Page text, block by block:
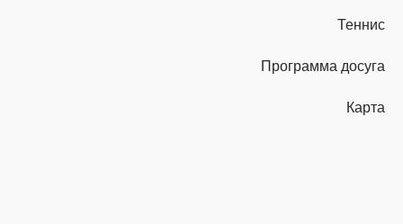
Теннис
Программа досуга
Карта